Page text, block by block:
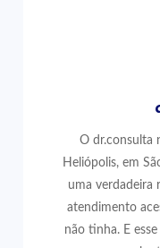
O dr.consulta
Heliópolis, em
uma verdadeira
atendimento
não tinha. E